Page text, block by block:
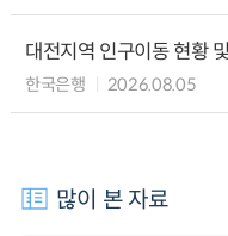
대전지역 인구이동 현황
한국은행 2026.08.05
많이 본 자료